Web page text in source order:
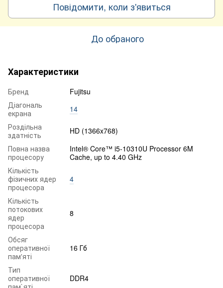
Повідомити, коли з'явиться
До обраного
Характеристики
Бренд
Fujitsu
Діагональ
екрана
14
Роздільна
здатність
HD (1366x768)
Повна назва
процесору
Intel® Core™ i5-10310U Processor 6M
Cache, up to 4.40 GHz
Кількість
фізичних ядер
процесора
4
Кількість
потокових
ядер
процесора
8
Обсяг
оперативної
пам'яті
16 Гб
Тип
оперативної
DDR4